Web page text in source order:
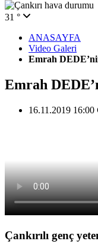
31 °
ANASAYFA
Video Galeri
Emrah
Emrah
16.11.2019 16:00
Çankırılı genç